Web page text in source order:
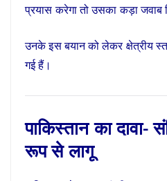
प्रयास करेगा तो उसका कड़ा जवाब
उनके इस बयान को लेकर क्षेत्रीय
गई हैं।
पाकिस्तान का दावा-
रूप से लागू